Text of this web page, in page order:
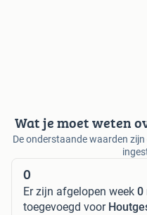
Wat je moet weten
De onderstaande waarden
0
Er zijn afgelopen week 0
toegevoegd voor